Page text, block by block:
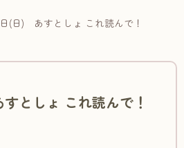
(日) あすとしょ これ読んで！
としょ これ読んで！